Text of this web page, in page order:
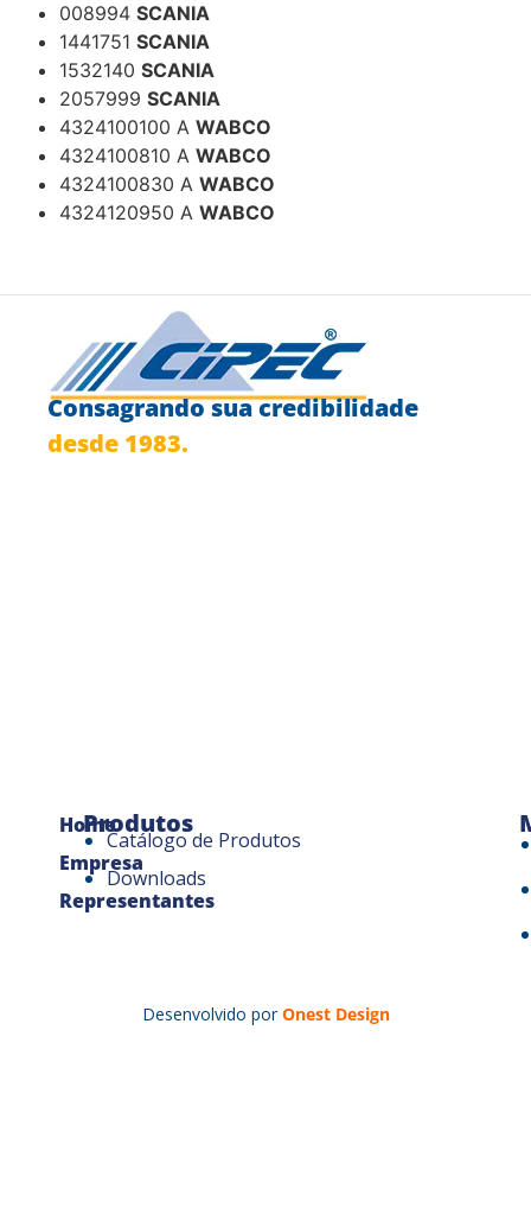
008994 SCANIA
1441751 SCANIA
1532140 SCANIA
2057999 SCANIA
4324100100 A WABCO
4324100810 A WABCO
4324100830 A WABCO
4324120950 A WABCO
Consagrando sua credibilidade
desde 1983.
Home
Empresa
Representantes
Produtos
Catálogo de Produtos
Downloads
Desenvolvido por Onest Design